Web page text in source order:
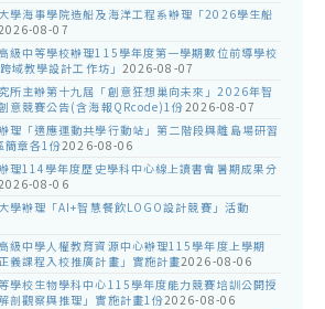
學海事學院造船及海洋工程系辦理「2026學生船
08-07
級中等學校辦理115學年度第一學期數位前導學校
域教學設計工作坊」 2026-08-07
所主辦第十九屆「創意狂想巢向未來」2026年智
意競賽公告(含海報QRcode)1份2026-08-07
理「適應運動共學行動站」第二階段與離島場研習
簡章各1份2026-08-06
理114學年度歷史學科中心線上讀書會暑期成果分
08-06
學辦理「AI+智慧餐飲LOGO設計競賽」活動
級中學人權教育資源中心辦理115學年度上學期
義課程入校推廣計畫」實施計畫2026-08-06
學校生物學科中心115學年度能力競賽培訓公開授
剖觀察與推理」實施計畫1份2026-08-06